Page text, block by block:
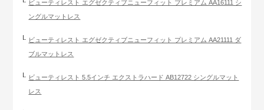
ビューティレスト エグゼクティブニューフィット プレミアム AA16111 シ
ングルマットレス
ビューティレスト エグゼクティブニューフィット プレミアム AA21111 ダ
ブルマットレス
ビューティレスト 5.5インチ エクストラハード AB12722 シングルマット
レス